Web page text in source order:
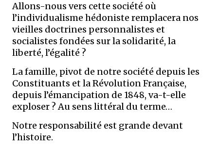
Allons-nous vers cette société où
l’individualisme hédoniste remplacera nos
vieilles doctrines personnalistes et
socialistes fondées sur la solidarité, la
liberté, l’égalité ?
La famille, pivot de notre société depuis les
Constituants et la Révolution Française,
depuis l’émancipation de 1848, va-t-elle
exploser ? Au sens littéral du terme…
Notre responsabilité est grande devant
l’histoire.